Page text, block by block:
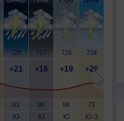
728
+21
93
Ю
727
+18
98
Ю
726
+19
98
Ю
724
+26
73
Ю-З